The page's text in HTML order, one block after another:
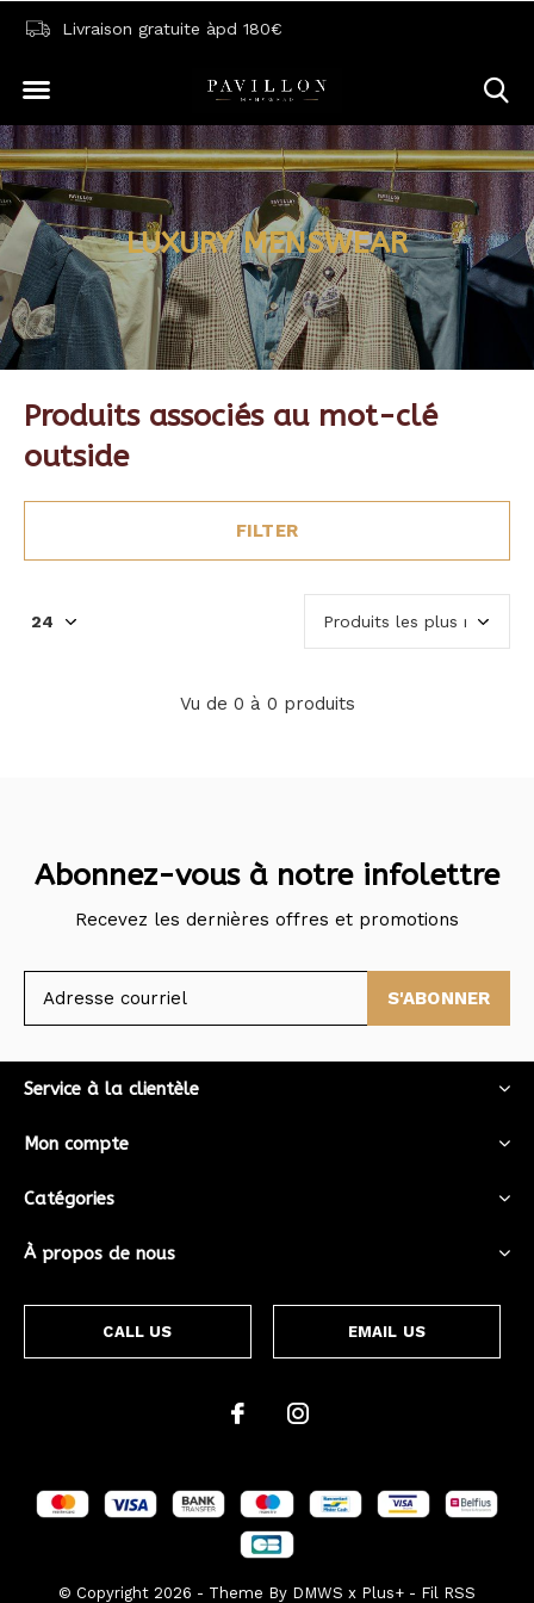
Livraison gratuite àpd 180€
LUXURY MENSWEAR
Produits associés au mot-clé
outside
FILTER
Vu de 0 à 0 produits
Abonnez-vous à notre infolettre
Recevez les dernières offres et promotions
S'ABONNER
Service à la clientèle
Mon compte
Catégories
À propos de nous
CALL US EMAIL US
© Copyright 2026 - Theme By DMWS x Plus+ - Fil RSS